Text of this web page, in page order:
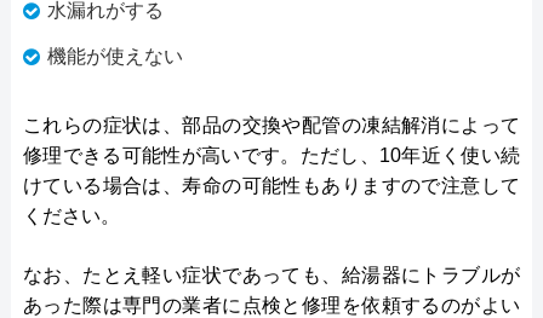
水漏れがする
機能が使えない
これらの症状は、部品の交換や配管の凍結解消によって
修理できる可能性が高いです。ただし、10年近く使い続
けている場合は、寿命の可能性もありますので注意して
ください。
なお、たとえ軽い症状であっても、給湯器にトラブルが
あった際は専門の業者に点検と修理を依頼するのがよい